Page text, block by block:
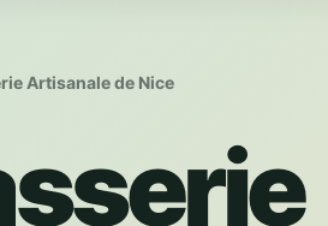
Artisanale de Nice